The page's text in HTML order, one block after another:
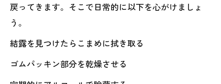
戻ってきます。そこで日常的に以下を心がけましょ
う。
結露を見つけたらこまめに拭き取る
ゴムパッキン部分を乾燥させる